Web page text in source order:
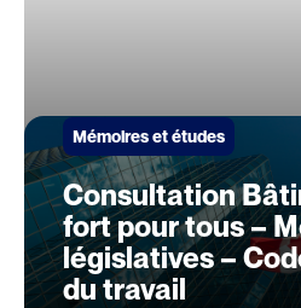
Mémoires et études
Consultation
fort pour tous –
législatives –
du travail